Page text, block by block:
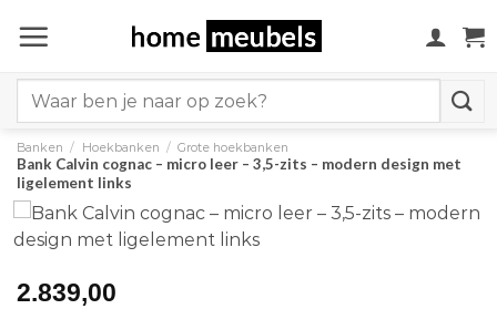
naar
for:
Banken / Hoekbanken / Grote hoekbanken
Bank Calvin cognac – micro leer – 3,5-zits – modern design met
ligelement links
2.839,00